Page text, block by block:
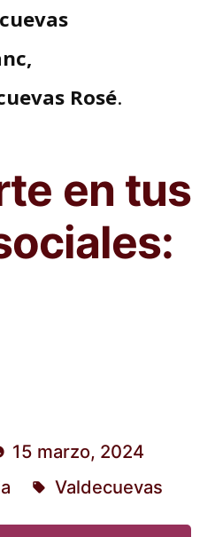
Rosé.
en tus
15 marzo, 2024
Valdecuevas